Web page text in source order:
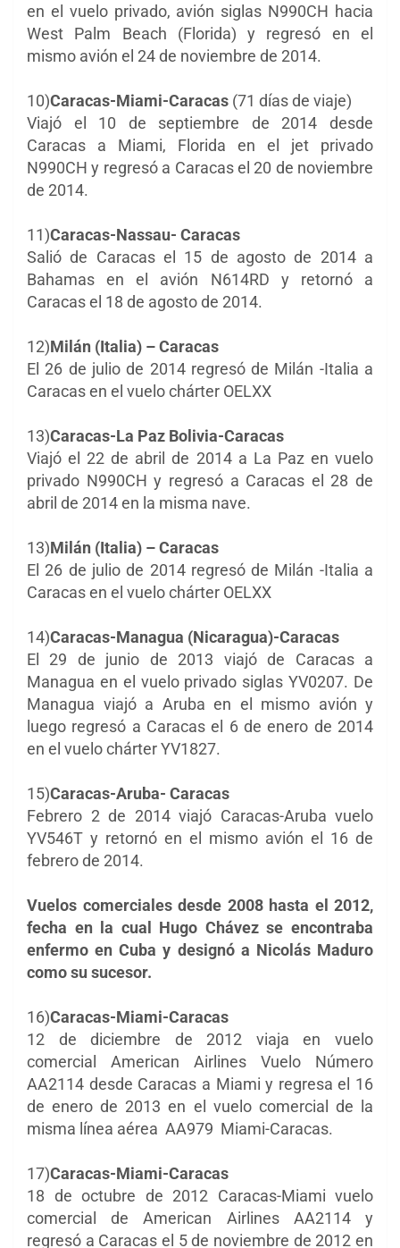
en el vuelo privado, avión siglas N990CH hacia
West Palm Beach (Florida) y regresó en el
mismo avión el 24 de noviembre de 2014.
10)Caracas-Miami-Caracas (71 días de viaje)
Viajó el 10 de septiembre de 2014 desde
Caracas a Miami, Florida en el jet privado
N990CH y regresó a Caracas el 20 de noviembre
de 2014.
11)Caracas-Nassau- Caracas
Salió de Caracas el 15 de agosto de 2014 a
Bahamas en el avión N614RD y retornó a
Caracas el 18 de agosto de 2014.
12)Milán (Italia) – Caracas
El 26 de julio de 2014 regresó de Milán -Italia a
Caracas en el vuelo chárter OELXX
13)Caracas-La Paz Bolivia-Caracas
Viajó el 22 de abril de 2014 a La Paz en vuelo
privado N990CH y regresó a Caracas el 28 de
abril de 2014 en la misma nave.
13)Milán (Italia) – Caracas
El 26 de julio de 2014 regresó de Milán -Italia a
Caracas en el vuelo chárter OELXX
14)Caracas-Managua (Nicaragua)-Caracas
El 29 de junio de 2013 viajó de Caracas a
Managua en el vuelo privado siglas YV0207. De
Managua viajó a Aruba en el mismo avión y
luego regresó a Caracas el 6 de enero de 2014
en el vuelo chárter YV1827.
15)Caracas-Aruba- Caracas
Febrero 2 de 2014 viajó Caracas-Aruba vuelo
YV546T y retornó en el mismo avión el 16 de
febrero de 2014.
Vuelos comerciales desde 2008 hasta el 2012,
fecha en la cual Hugo Chávez se encontraba
enfermo en Cuba y designó a Nicolás Maduro
como su sucesor.
16)Caracas-Miami-Caracas
12 de diciembre de 2012 viaja en vuelo
comercial American Airlines Vuelo Número
AA2114 desde Caracas a Miami y regresa el 16
de enero de 2013 en el vuelo comercial de la
misma línea aérea AA979 Miami-Caracas.
17)Caracas-Miami-Caracas
18 de octubre de 2012 Caracas-Miami vuelo
comercial de American Airlines AA2114 y
regresó a Caracas el 5 de noviembre de 2012 en